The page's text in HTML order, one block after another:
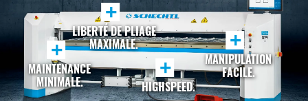
+
MAINTENANCE
MINIMALE.
+
MANIPULATION
FACILE.
+
LIBERTÉ DE PLIAGE
MAXIMALE.
+
HIGHSPEED.